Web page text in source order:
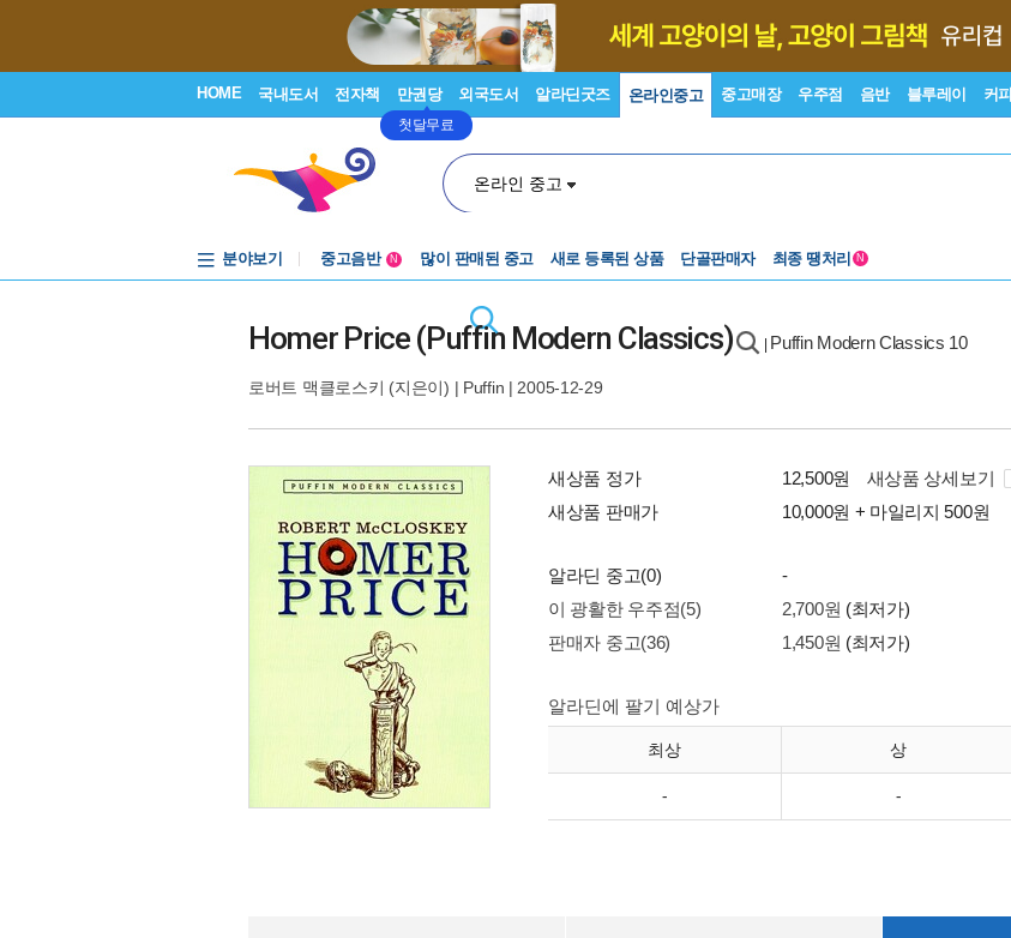
HOME 국내도서 전자책 만권당
첫달무료
외국도서 알라딘굿즈 온라인중고 중고매장 우주점 음반 블루레이 커피
온라인 중고
분야보기
중고음반
N 많이 판매된 중고 새로 등록된 상품 단골판매자 최종 땡처리 N
Homer Price (Puffin Modern Classics) Puffin Modern Classics 10
로버트 맥클로스키 (지은이) | Puffin | 2005-12-29
새상품 정가 12,500원
새상품 상세보기
새상품 판매가
10,000원 + 마일리지 500원
알라딘 중고(0)
-
이 광활한 우주점(5)
2,700원 (최저가)
판매자 중고(36)
1,450원 (최저가)
알라딘에 팔기 예상가
최상 상
- -